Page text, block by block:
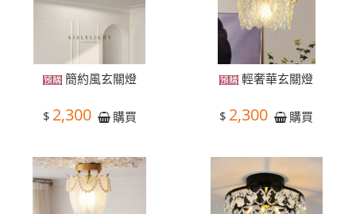
簡約風玄關燈
$ 2,300 購買
輕奢華玄關燈
$ 2,300 購買